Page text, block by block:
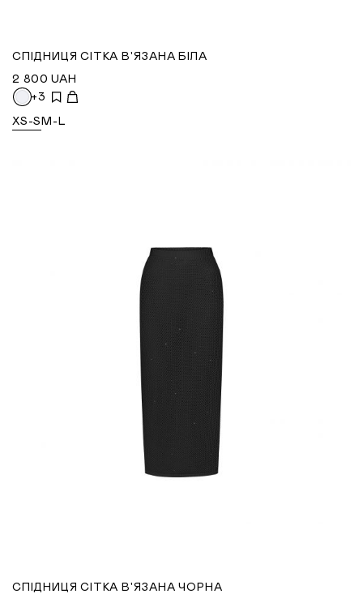
СПІДНИЦЯ СІТКА В'ЯЗАНА БІЛА
2 800 UAH
+3
XS-S M-L
СПІДНИЦЯ СІТКА В'ЯЗАНА ЧОРНА